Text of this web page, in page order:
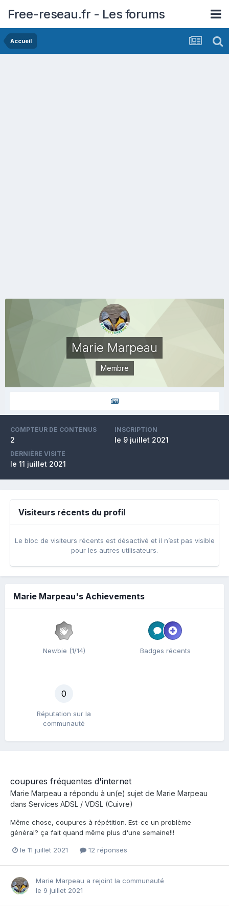
Free-reseau.fr - Les forums
Accueil
Marie Marpeau
Membre
COMPTEUR DE CONTENUS
2
INSCRIPTION
le 9 juillet 2021
DERNIÈRE VISITE
le 11 juillet 2021
Visiteurs récents du profil
Le bloc de visiteurs récents est désactivé et il n’est pas visible
pour les autres utilisateurs.
Marie Marpeau's Achievements
Newbie (1/14) Badges récents
0
Réputation sur la
communauté
coupures fréquentes d'internet
Marie Marpeau a répondu à un(e) sujet de Marie Marpeau
dans Services ADSL / VDSL (Cuivre)
Même chose, coupures à répétition. Est-ce un problème
général? ça fait quand même plus d'une semaine!!!
le 11 juillet 2021 12 réponses
Marie Marpeau a rejoint la communauté
le 9 juillet 2021